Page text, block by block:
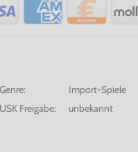
Genre:
Import-Spiele
USK Freigabe: unbekannt